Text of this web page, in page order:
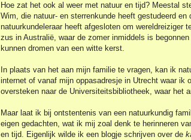
Hoe zat het ook al weer met natuur en tijd? Meestal
Wim, die natuur- en sterrenkunde heeft gestudeerd en
natuurkundeleraar heeft afgesloten om wereldreiziger
zus in Australië, waar de zomer inmiddels is
kunnen dromen van een witte kerst.
In plaats van het aan mijn familie te vragen, kan ik
internet of vanaf mijn oppasadresje in Utrecht waar ik
oversteken naar de Universiteitsbibliotheek, waar het
Maar laat ik bij ontstentenis van een natuurkundig
eigen gedachten, wat ik mij zoal denk te herinneren
en tijd. Eigenlijk wilde ik een blogje schrijven over de